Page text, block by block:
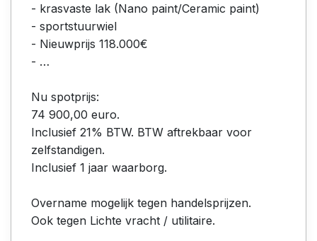
- krasvaste lak (Nano paint/Ceramic paint)
- sportstuurwiel
- Nieuwprijs 118.000€
- …
Nu spotprijs:
74 900,00 euro.
Inclusief 21% BTW. BTW aftrekbaar voor
zelfstandigen.
Inclusief 1 jaar waarborg.
Overname mogelijk tegen handelsprijzen.
Ook tegen Lichte vracht / utilitaire.